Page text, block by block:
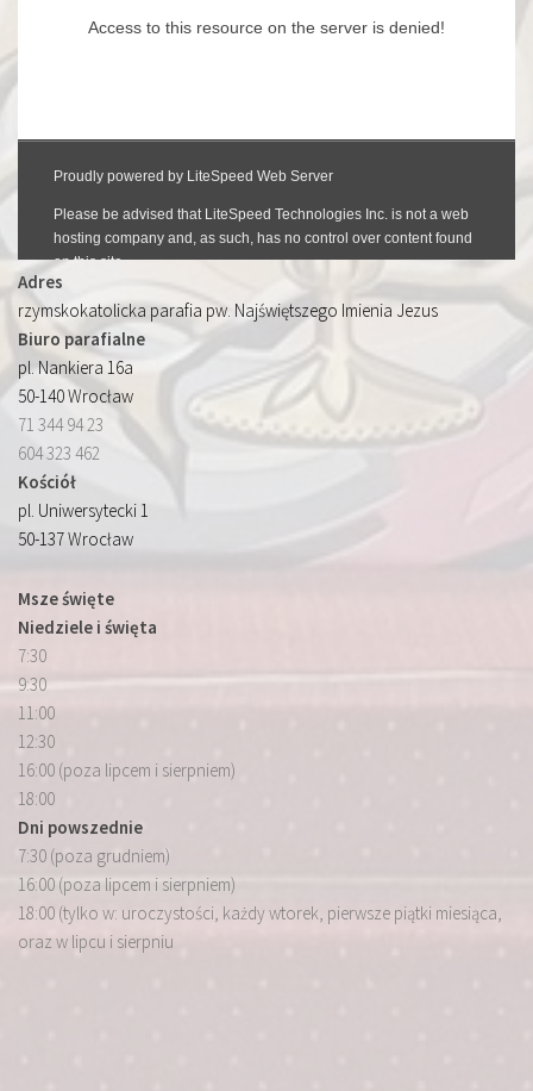
Adres
rzymskokatolicka parafia pw. Najświętszego Imienia Jezus
Biuro parafialne
pl. Nankiera 16a
50-140 Wrocław
71 344 94 23
604 323 462
Kościół
pl. Uniwersytecki 1
50-137 Wrocław
Msze święte
Niedziele i święta
7:30
9:30
11:00
12:30
16:00 (poza lipcem i sierpniem)
18:00
Dni powszednie
7:30 (poza grudniem)
16:00 (poza lipcem i sierpniem)
18:00 (tylko w: uroczystości, każdy wtorek, pierwsze piątki miesiąca,
oraz w lipcu i sierpniu